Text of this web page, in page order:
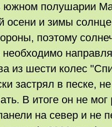
южном полушарии
осени и зимы
поэтому
необходимо
из шести колес
застрял в песке,
В итоге он не мог
на север и не